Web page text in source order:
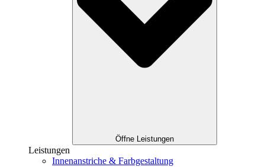
Öffne Leistungen
Leistungen
Innenanstriche & Farbgestaltung